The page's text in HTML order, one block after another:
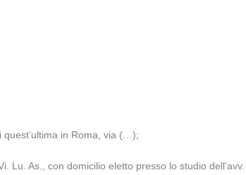
quest’ultima in Roma, via (…);
Lu. As., con domicilio eletto presso lo studio